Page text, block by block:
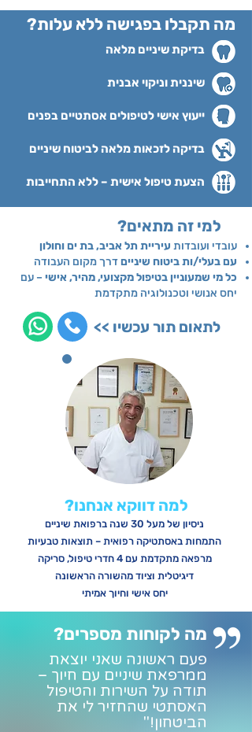
?מה תקבלו בפגישה ללא עלות
בדיקת שיניים מלאה
שיננית וניקוי אבנית
ייעוץ אישי לטיפולים אסתטיים בפנים
בדיקה לזכאות מלאה לביטוח שיניים
הצעת טיפול אישית – ללא התחייבות
פעם ראשונה שאני יוצאת
ממרפאת שיניים עם חיוך –
תודה על השירות והטיפול
האסתטי שהחזיר לי את
הביטחון!"
מה לקוחות מספרים?
למי זה מתאים?
עובדי ועובדות עיריית תל אביב, בת ים וחולון
עם בעלי/ות ביטוח שינייםדרך מקום העבודה
כל מי שמעוניין בטיפול מקצועי, מהיר, אישי – עם
יחס אנושי וטכנולוגיה מתקדמת
לתאום תור עכשיו >>
למה דווקא אנחנו?
ניסיון של מעל 30 שנה ברפואת שיניים
התמחות באסתטיקה רפואית – תוצאות טבעיות
מרפאה מתקדמת עם 4 חדרי טיפול,
סריקה
דיגיטלית וציוד מהשורה הראשונה
יחס אישי וחיוך אמיתי